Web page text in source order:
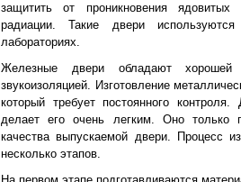
защитить от проникновения
радиации. Такие двери
лабораториях.
Железные двери обладают хорошей
звукоизоляцией. Изготовление
который требует постоянного
делает его очень легким. Оно только
качества выпускаемой двери. Процесс
несколько этапов.